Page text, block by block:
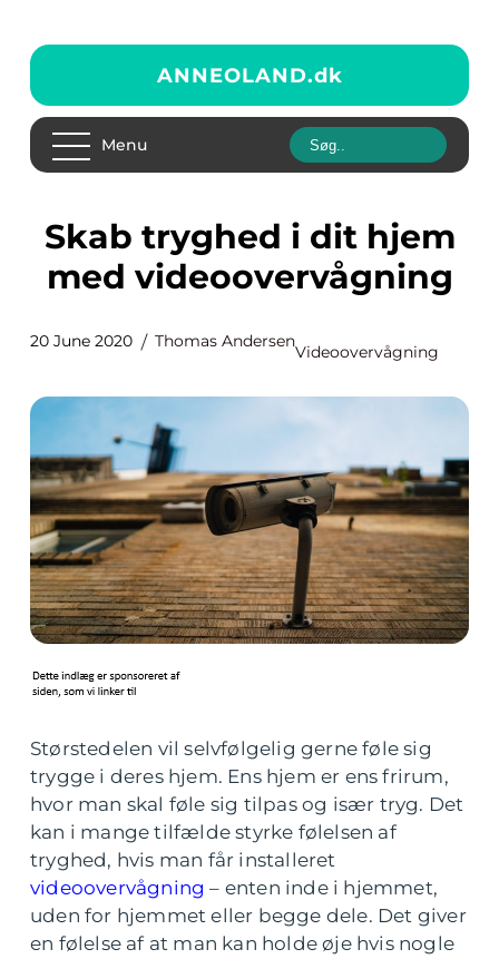
ANNEOLAND.dk
Menu
Skab tryghed i dit hjem
med videoovervågning
20 June 2020 Thomas Andersen
Videoovervågning
Størstedelen vil selvfølgelig gerne føle sig
trygge i deres hjem. Ens hjem er ens frirum,
hvor man skal føle sig tilpas og især tryg. Det
kan i mange tilfælde styrke følelsen af
tryghed, hvis man får installeret
videoovervågning – enten inde i hjemmet,
uden for hjemmet eller begge dele. Det giver
en følelse af at man kan holde øje hvis nogle